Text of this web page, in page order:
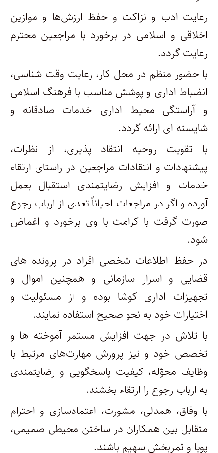
رعایت ادب و نزاکت و حفظ ارزش‌ها و موازین
اخلاقی و اسلامی در برخورد با مراجعین محترم
رعایت گردد.
با حضور منظم در محل کار، رعایت وقت شناسی،
انضباط اداری و پوشش مناسب با فرهنگ اسلامی
و آراستگی محیط اداری خدمات صادقانه و
شایسته ای ارائه گردد.
با تقویت روحیه انتقاد پذیری، از نظرات،
پیشنهادات و انتقادات مراجعین در راستای ارتقاء
خدمات و افزایش رضایتمندی استقبال بعمل
آورده و اگر در مراجعات احیاناً تعدی از ارباب رجوع
صورت گرفت با کرامت با وی برخورد و اغماض
شود.
در حفظ اطلاعات شخصی افراد در پرونده های
قضایی و اسرار سازمانی و همچنین اموال و
تجهیزات اداری کوشا بوده و از مسئولیت و
اختیارات خود به نحو صحیح استفاده نمایند.
با تلاش در جهت افزایش مستمر آموخته ها و
تخصص خود و نیز پرورش مهارت‌های مرتبط با
وظایف محوّله، کیفیت پاسخگویی و رضایتمندی
به ارباب رجوع را ارتقاء بخشند.
با وفاق، همدلی، مشورت، اعتمادسازی و احترام
متقابل بین همکاران در ساختن محیطی صمیمی،
پویا و ثمربخش سهیم باشند.